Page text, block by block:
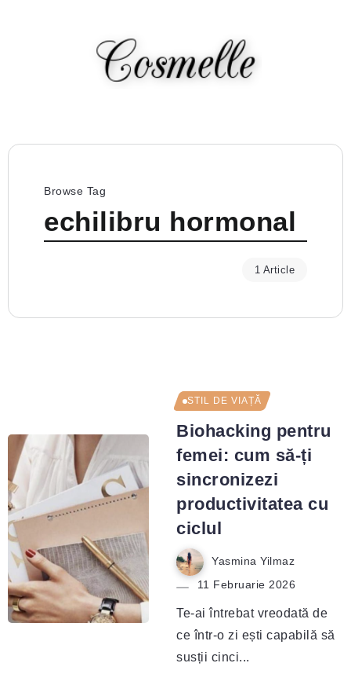
Browse Tag
echilibru hormonal
1 Article
STIL DE VIAȚĂ
Biohacking pentru
femei: cum să-ți
sincronizezi
productivitatea cu
ciclul
Yasmina Yilmaz
11 Februarie 2026
Te-ai întrebat vreodată de
ce într-o zi ești capabilă să
susții cinci...